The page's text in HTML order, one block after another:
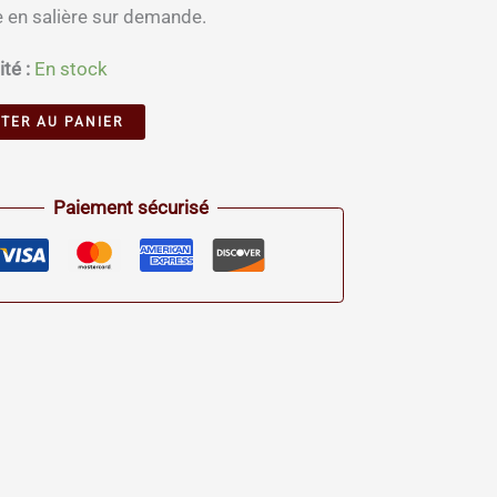
en salière sur demande.
: En stock
AU PANIER
Paiement sécurisé